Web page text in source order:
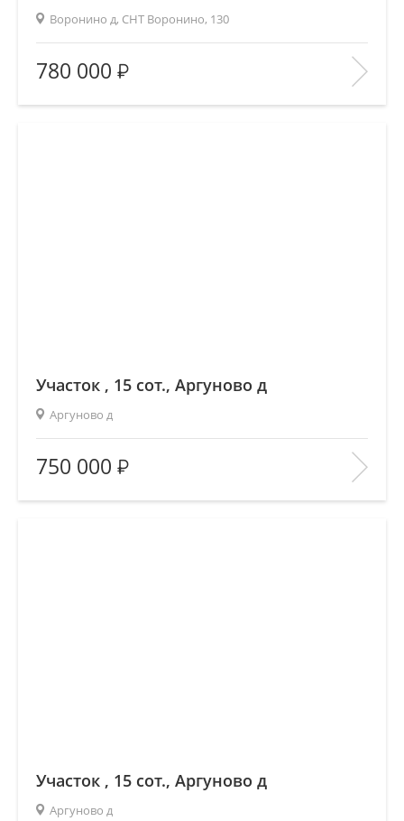
Воронино д, СНТ Воронино, 130
Площадь(общ. /жил. /кухня), м2:
—/—/—
Количество комнат:
—
Этаж:
—/—
780 000
Участок , 15 сот., Аргуново д
Аргуново д
Площадь(общ. /жил. /кухня), м2:
—/—/—
Количество комнат:
—
Этаж:
—/—
750 000
Участок , 15 сот., Аргуново д
Аргуново д